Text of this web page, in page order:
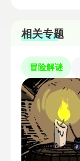
相关专题
冒险解谜